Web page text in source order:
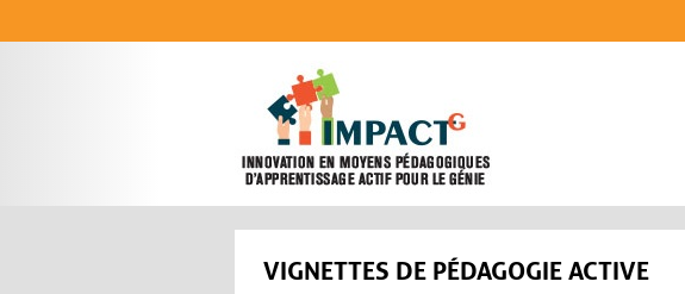
VIGNETTES DE PÉDAGOGIE ACTIVE